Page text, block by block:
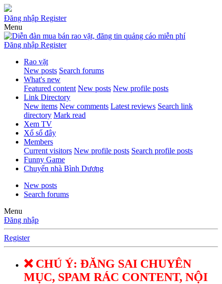
Đăng nhập Register
Menu
Đăng nhập Register
Rao vặt
New posts Search forums
What's new
Featured content New posts New profile posts
Link Directory
New items New comments Latest reviews Search link
directory Mark read
Xem TV
Xổ số đây
Members
Current visitors New profile posts Search profile posts
Funny Game
Chuyển nhà Bình Dương
New posts
Search forums
Menu
Đăng nhập
Register
❌ CHÚ Ý: ĐĂNG SAI CHUYÊN
MỤC, SPAM RÁC CONTENT, NỘI